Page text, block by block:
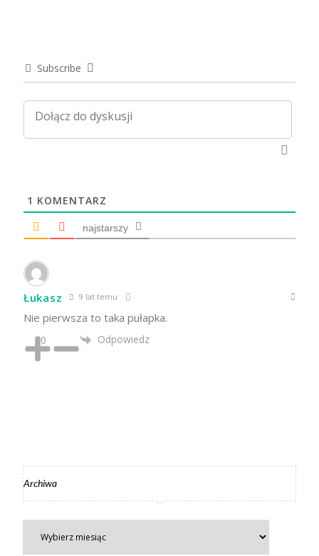
Subscribe
1 KOMENTARZ
najstarszy
Łukasz 9 lat temu
Nie pierwsza to taka pułapka.
0 Odpowiedz
Archiwa